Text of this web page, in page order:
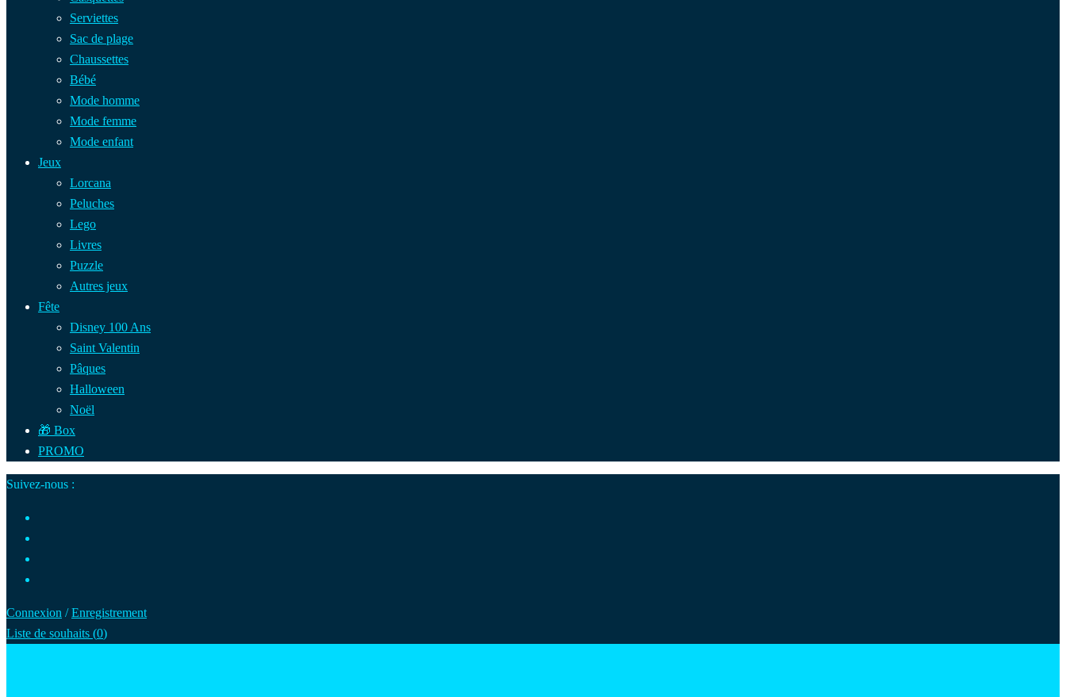
Serviettes
Sac de plage
Chaussettes
Bébé
Mode homme
Mode femme
Mode enfant
Jeux
Lorcana
Peluches
Lego
Livres
Puzzle
Autres jeux
Fête
Disney 100 Ans
Saint Valentin
Pâques
Halloween
Noël
🎁 Box
PROMO
Suivez-nous :
Connexion /Enregistrement
Liste de souhaits (0)